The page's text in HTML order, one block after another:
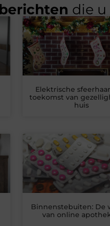
die
Elektrische
toekomst van
huis
Binnenstebuiten: De
van online